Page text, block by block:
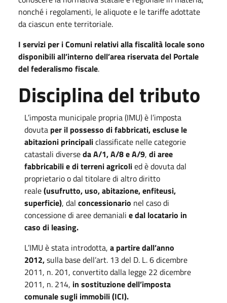
nonché i regolamenti, le aliquote e le tariffe adottate
da ciascun ente territoriale.
I servizi per i Comuni relativi alla fiscalità locale sono
disponibili all’interno dell’area riservata del Portale
del federalismo fiscale.
Disciplina del tributo
L’imposta municipale propria (IMU) è l’imposta
dovuta per il possesso di fabbricati, escluse le
abitazioni principaliclassificate nelle categorie
catastali diverseda A/1, A/8 e A/9, di aree
fabbricabili e di terreni agricolied è dovuta dal
proprietario o dal titolare di altro diritto
reale(usufrutto, uso, abitazione, enfiteusi,
superficie), dal concessionario nel caso di
concessione di aree demaniali e dal locatario in
caso di leasing.
L’IMU è stata introdotta, a partire dall’anno
2012,sulla base dell’art. 13 del D. L. 6 dicembre
2011, n. 201, convertito dalla legge 22 dicembre
2011, n. 214, in sostituzione dell’imposta
comunale sugli immobili (ICI).